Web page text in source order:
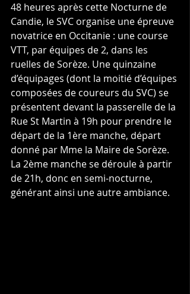
48 heures après cette Nocturne de
Candie, le SVC organise une épreuve
novatrice en Occitanie : une course
VTT, par équipes de 2, dans les
ruelles de Sorèze. Une quinzaine
d’équipages (dont la moitié d’équipes
composées de coureurs du SVC) se
présentent devant la passerelle de la
Rue St Martin à 19h pour prendre le
départ de la 1ère manche, départ
donné par Mme la Maire de Sorèze.
La 2ème manche se déroule à partir
de 21h, donc en semi-nocturne,
générant ainsi une autre ambiance.